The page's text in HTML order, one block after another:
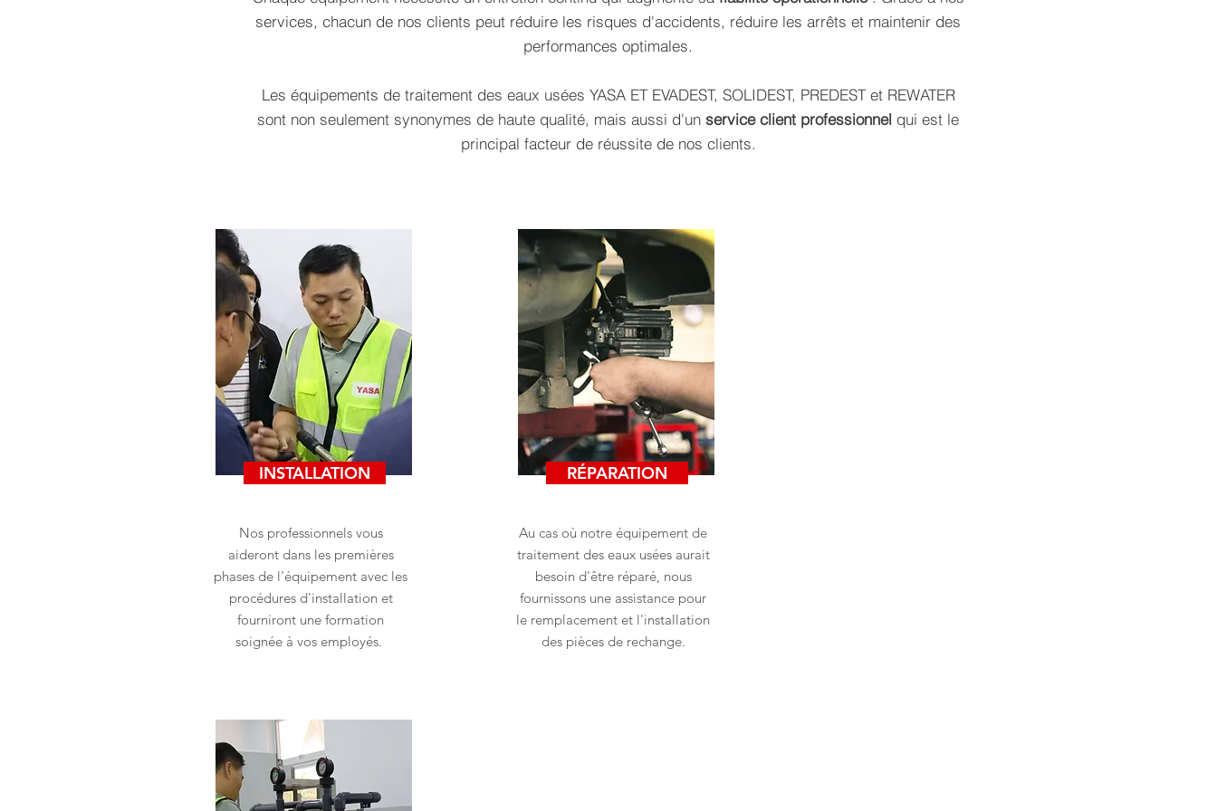
services, chacun de nos clients peut réduire les risques d'accidents, réduire les arrêts et maintenir des
performances optimales.
Les équipements de traitement des eaux usées YASA ET EVADEST, SOLIDEST, PREDEST et REWATER
sont non seulement synonymes de haute qualité, mais aussi d'un service client professionnel qui est le
principal facteur de réussite de nos clients.
INSTALLATION
Nos professionnels vous
aideront dans les premières
phases de l'équipement avec les
procédures d'installation et
fourniront une formation
soignée à vos employés.
RÉPARATION
Au cas où notre équipement de
traitement des eaux usées aurait
besoin d'être réparé, nous
fournissons une assistance pour
le remplacement et l'installation
des pièces de rechange.